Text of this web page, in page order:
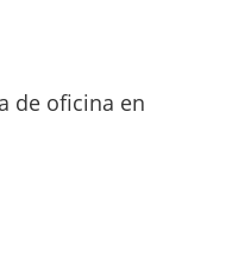
de oficina en